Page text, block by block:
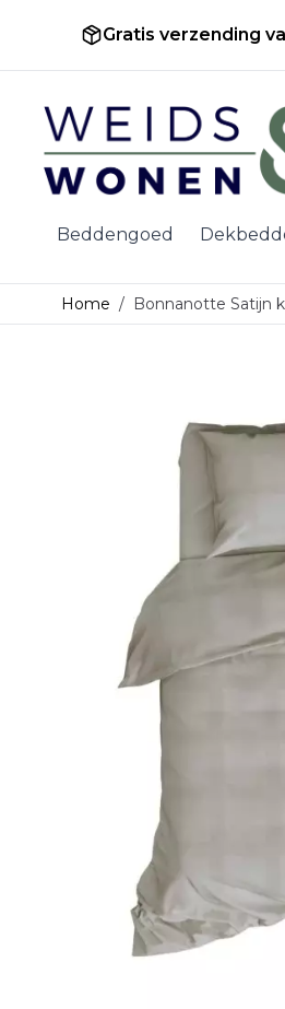
Gratis verzending
Ga naar de inhoud
Beddengoed
Home / Bonnanotte Satijn